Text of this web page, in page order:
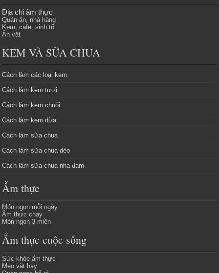
Địa chỉ ẩm thực
Quán ăn, nhà hàng
Kem, cafe, sinh tố
Ăn vặt
KEM VÀ SỮA CHUA
Cách làm các loại kem
Cách làm kem tươi
Cách làm kem chuối
Cách làm kem dừa
Cách làm sữa chua
Cách làm sữa chua dẻo
Cách làm sữa chua nha đam
Ẩm thực
Món ngon mỗi ngày
Ẩm thực chay
Món ngon 3 miền
Ẩm thực cuộc sống
Sức khỏe ẩm thực
Mẹo vặt hay